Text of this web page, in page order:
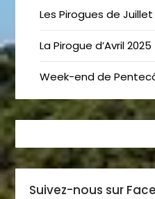
Les Pirogues de
La Pirogue d’Avril 2025
Week-end de
Suivez-nous sur